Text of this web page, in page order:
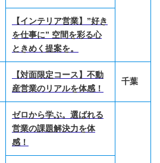
【インテリア営業】”好き
を仕事に” 空間を彩る心
ときめく提案を。
【対面限定コース】不動
産営業のリアルを体感！
千葉
ゼロから学ぶ。選ばれる
営業の課題解決力を体
感！